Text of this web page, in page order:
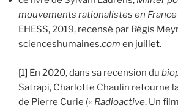
mouvements rationalistes en
EHESS, 2019, recensé par Régis
scienceshumaines.com en juillet.
[1] En 2020, dans sa recension du
Satrapi, Charlotte Chaulin retourne
de Pierre Curie (« Radioactive. Un